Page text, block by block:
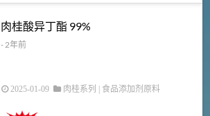
肉桂酸异丁酯 99%
- 2年前
2025-01-09 肉桂系列 食品添加剂原料